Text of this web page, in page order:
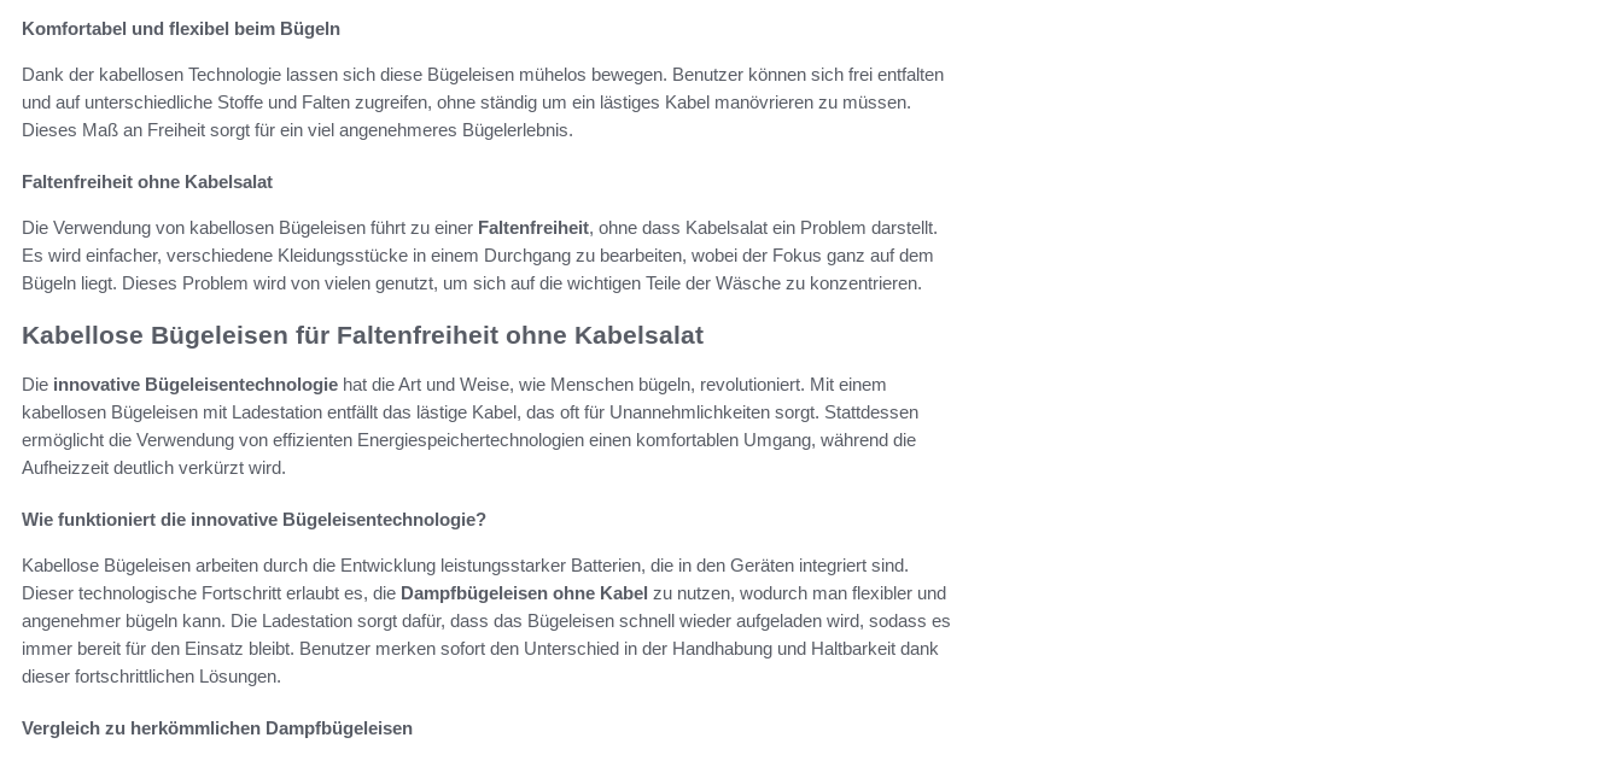
Komfortabel und flexibel beim Bügeln
Dank der kabellosen Technologie lassen sich diese Bügeleisen mühelos bewegen. Benutzer können sich frei entfalten
und auf unterschiedliche Stoffe und Falten zugreifen, ohne ständig um ein lästiges Kabel manövrieren zu müssen.
Dieses Maß an Freiheit sorgt für ein viel angenehmeres Bügelerlebnis.
Faltenfreiheit ohne Kabelsalat
Die Verwendung von kabellosen Bügeleisen führt zu einer Faltenfreiheit, ohne dass Kabelsalat ein Problem darstellt.
Es wird einfacher, verschiedene Kleidungsstücke in einem Durchgang zu bearbeiten, wobei der Fokus ganz auf dem
Bügeln liegt. Dieses Problem wird von vielen genutzt, um sich auf die wichtigen Teile der Wäsche zu konzentrieren.
Kabellose Bügeleisen für Faltenfreiheit ohne Kabelsalat
Die innovative Bügeleisentechnologie hat die Art und Weise, wie Menschen bügeln, revolutioniert. Mit einem
kabellosen Bügeleisen mit Ladestation entfällt das lästige Kabel, das oft für Unannehmlichkeiten sorgt. Stattdessen
ermöglicht die Verwendung von effizienten Energiespeichertechnologien einen komfortablen Umgang, während die
Aufheizzeit deutlich verkürzt wird.
Wie funktioniert die innovative Bügeleisentechnologie?
Kabellose Bügeleisen arbeiten durch die Entwicklung leistungsstarker Batterien, die in den Geräten integriert sind.
Dieser technologische Fortschritt erlaubt es, die Dampfbügeleisen ohne Kabel zu nutzen, wodurch man flexibler und
angenehmer bügeln kann. Die Ladestation sorgt dafür, dass das Bügeleisen schnell wieder aufgeladen wird, sodass es
immer bereit für den Einsatz bleibt. Benutzer merken sofort den Unterschied in der Handhabung und Haltbarkeit dank
dieser fortschrittlichen Lösungen.
Vergleich zu herkömmlichen Dampfbügeleisen